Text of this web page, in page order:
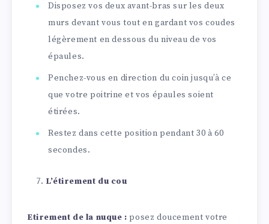
Disposez vos deux avant-bras sur les deux
murs devant vous tout en gardant vos coudes
légèrement en dessous du niveau de vos
épaules.
Penchez-vous en direction du coin jusqu’à ce
que votre poitrine et vos épaules soient
étirées.
Restez dans cette position pendant 30 à 60
secondes.
L’étirement du cou
Etirement de la nuque : posez doucement votre